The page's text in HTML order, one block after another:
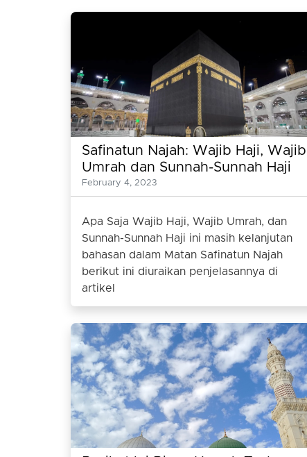
Safinatun Najah: Wajib Haji, Wajib
Umrah dan Sunnah-Sunnah Haji
February 4, 2023
Apa Saja Wajib Haji, Wajib Umrah, dan
Sunnah-Sunnah Haji ini masih kelanjutan
bahasan dalam Matan Safinatun Najah
berikut ini diuraikan penjelasannya di
artikel